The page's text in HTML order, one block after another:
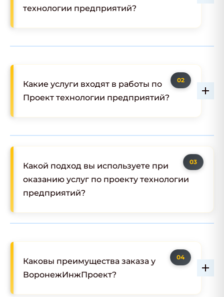
технологии предприятий?
Какие услуги входят в работы по
Проект технологии предприятий?
Какой подход вы используете при
оказанию услуг по проекту технологии
предприятий?
Каковы преимущества заказа у
ВоронежИнжПроект?